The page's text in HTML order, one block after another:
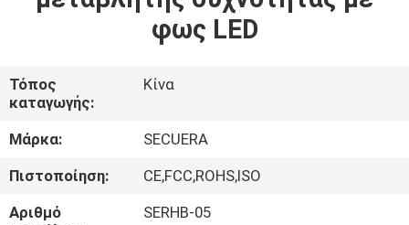
ΕΜΕΊΣ
ΓΎΡΟΣ
ΕΡΓΟΣΤΑΣΊΩΝ
ΠΟΙΟΤΙΚΌΣ
ΈΛΕΓΧΟΣ
φως LED
Τόπος
καταγωγής:
Κίνα
Μάρκα:
SECUERA
Πιστοποίηση:
CE,FCC,ROHS,ISO
Αριθμό
SERHB-05